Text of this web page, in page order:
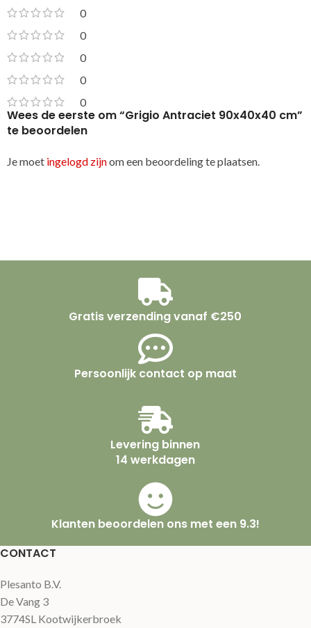
0
0
0
0
0
Wees de eerste om “Grigio Antraciet 90x40x40 cm”
te beoordelen
Je moet ingelogd zijnom een beoordeling te plaatsen.
Gratis verzending vanaf €250
Persoonlijk contact op maat
Levering binnen
14 werkdagen
Klanten beoordelen ons met een 9.3!
CONTACT
Plesanto B.V.
De Vang 3
3774SL Kootwijkerbroek